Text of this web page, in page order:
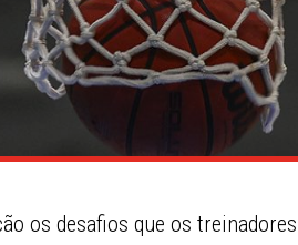
os desafios que os